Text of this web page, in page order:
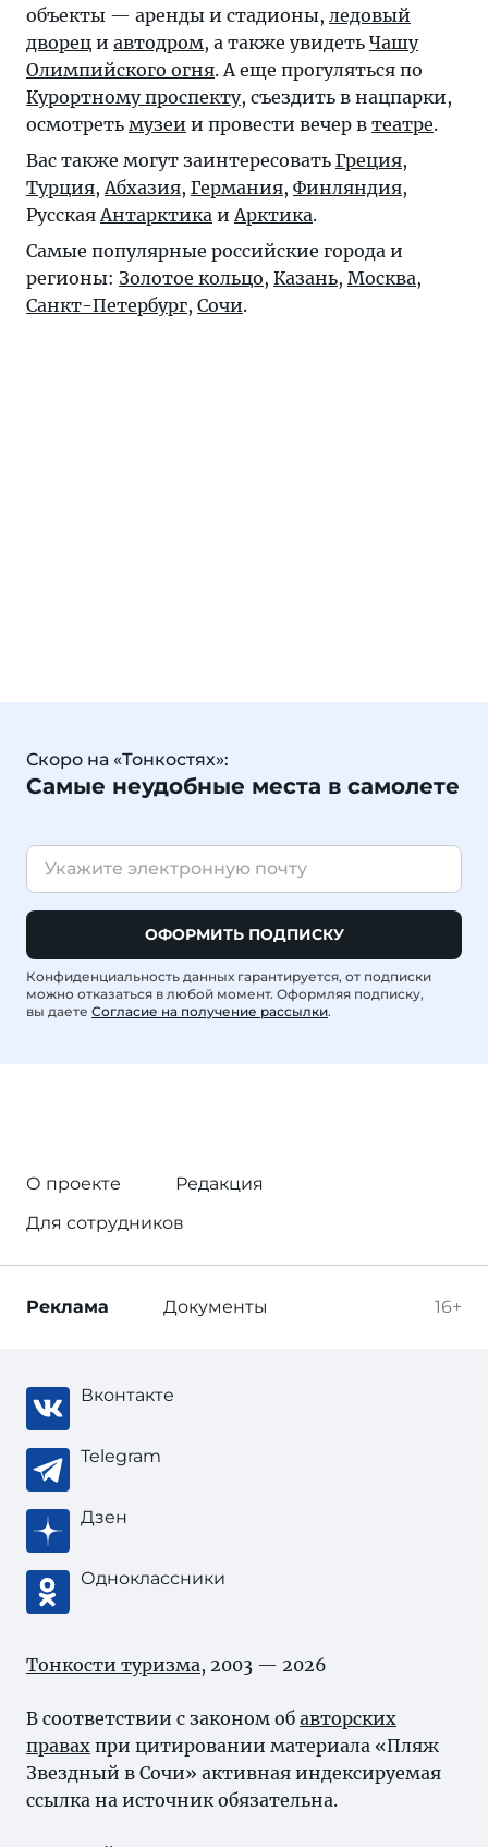
объекты — аренды и стадионы, ледовый
дворец и автодром, а также увидеть Чашу
Олимпийского огня. А еще прогуляться по
Курортному проспекту, съездить в нацпарки,
осмотреть музеи и провести вечер в театре.
Вас также могут заинтересовать Греция,
Турция, Абхазия, Германия, Финляндия,
Русская Антарктика и Арктика.
Самые популярные российские города и
регионы: Золотое кольцо, Казань, Москва,
Санкт-Петербург, Сочи.
Скоро на «Тонкостях»:
Самые неудобные места в самолете
ОФОРМИТЬ ПОДПИСКУ
Конфиденциальность данных гарантируется, от подписки
можно отказаться в любой момент. Оформляя подписку,
вы даете Согласие на получение рассылки.
О проекте
Редакция
Для сотрудников
16+
Реклама Документы
Вконтакте
Telegram
Дзен
Одноклассники
Тонкости туризма, 2003 — 2026
В соответствии с законом об авторских
правах при цитировании материала «Пляж
Звездный в Сочи» активная индексируемая
ссылка на источник обязательна.